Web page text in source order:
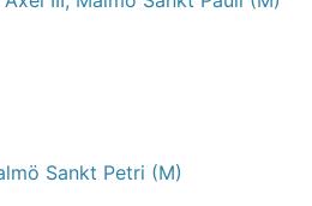
Sankt Petri (M)